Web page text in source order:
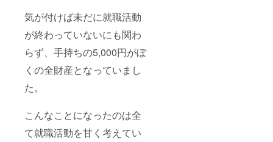
気が付けば未だに就職活動
が終わっていないにも関わ
らず、手持ちの5,000円がぼ
くの全財産となっていまし
た。
こんなことになったのは全
て就職活動を甘く考えてい